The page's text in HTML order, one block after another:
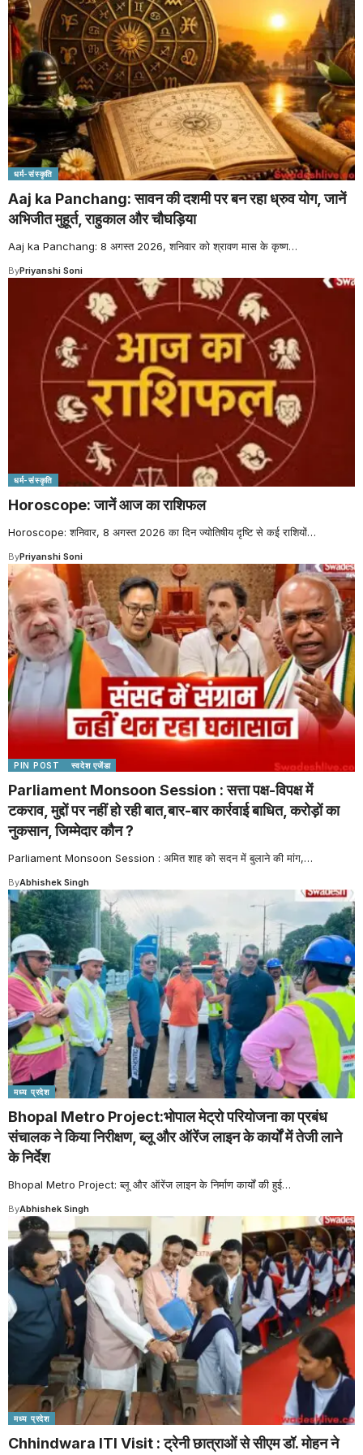
धर्म-संस्कृति
Aaj ka Panchang: सावन की दशमी पर बन रहा ध्रुव योग, जानें
अभिजीत मुहूर्त, राहुकाल और चौघड़िया
Aaj ka Panchang: 8 अगस्त 2026, शनिवार को श्रावण मास के कृष्ण…
ByPriyanshi Soni
धर्म-संस्कृति
Horoscope: जानें आज का राशिफल
Horoscope: शनिवार, 8 अगस्त 2026 का दिन ज्योतिषीय दृष्टि से कई राशियों…
ByPriyanshi Soni
PIN POST स्वदेश एजेंडा
Parliament Monsoon Session : सत्ता पक्ष-विपक्ष में
टकराव, मुद्दों पर नहीं हो रही बात,बार-बार कार्रवाई बाधित, करोड़ों का
नुकसान, जिम्मेदार कौन ?
Parliament Monsoon Session : अमित शाह को सदन में बुलाने की मांग,…
ByAbhishek Singh
मध्य प्रदेश
Bhopal Metro Project:भोपाल मेट्रो परियोजना का प्रबंध
संचालक ने किया निरीक्षण, ब्लू और ऑरेंज लाइन के कार्यों में तेजी लाने
के निर्देश
Bhopal Metro Project: ब्लू और ऑरेंज लाइन के निर्माण कार्यों की हुई…
ByAbhishek Singh
मध्य प्रदेश
Chhindwara ITI Visit : ट्रेनी छात्राओं से सीएम डॉ. मोहन ने